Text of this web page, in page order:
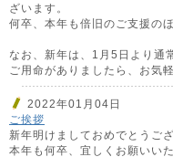
ざいます。
何卒、本年も倍旧のご支援の
なお、新年は、1月5日より通
ご用命がありましたら、お気
2022年01月04日
ご挨拶
新年明けましておめでとうご
本年も何卒、宜しくお願いいた